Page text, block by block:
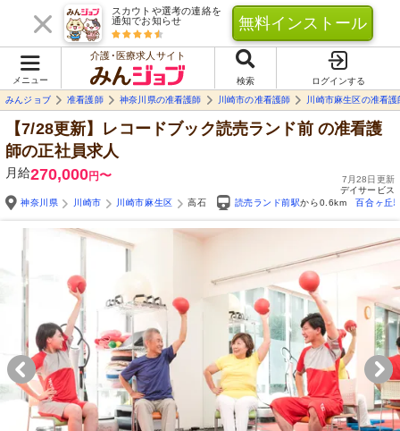
スカウトや選考の連絡を
通知でお知らせ
無料インストール
メニュー
介護･医療求人サイト
検索
ログインする
みんジョブ
准看護師 神奈川県の准看護師 川崎市の准看護師 川崎市麻生区の准看護
【7/28更新】レコードブック読売ランド前の准看護
師の正社員求人
月給270,000円〜
7月28日更新
デイサービス
神奈川県
川崎市 川崎市麻生区 高石 読売ランド前駅から0.6km 百合ヶ丘